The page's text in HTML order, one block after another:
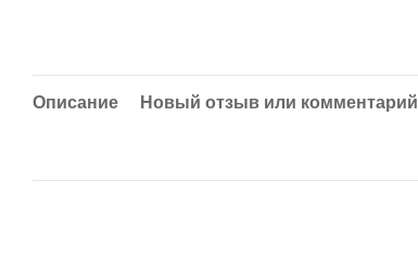
Описание Новый отзыв или комментарий